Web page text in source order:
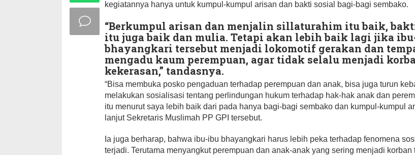
kegiatannya hanya untuk kumpul-kumpul arisan dan bakti sosial bagi-bagi sembako.
“Berkumpul arisan dan menjalin sillaturahim itu baik,
itu juga baik dan mulia. Tetapi akan lebih baik lagi jika
bhayangkari tersebut menjadi lokomotif gerakan dan
mengadu kaum perempuan, agar tidak selalu menjadi
kekerasan,” tandasnya.
“Bisa membuka posko pengaduan terhadap perempuan dan anak, bisa juga turun
melakukan sosialisasi tentang perlindungan hukum terhadap hak-hak anak dan
itu menurut saya lebih baik dari pada hanya bagi-bagi sembako dan kumpul-kumpul
lanjut Sekretaris Muslimah PP GPI tersebut.
Ia juga berharap, bahwa ibu-ibu bhayangkari harus lebih peka terhadap fenomena
terjadi. Terutama menyangkut perempuan dan anak-anak yang sering menjadi korban